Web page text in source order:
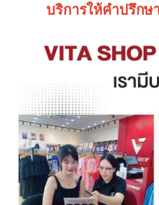
บริการให้คำปรึกษ